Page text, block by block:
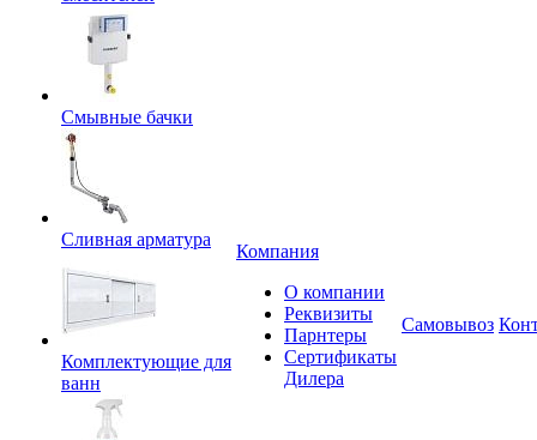
Смывные бачки
Сливная арматура
Комплектующие для
ванн
Компания
О компании
Реквизиты
Парнтеры
Сертификаты
Дилера
Самовывоз